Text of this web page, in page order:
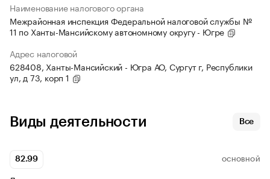
Наименование налогового органа
Межрайонная инспекция Федеральной налоговой службы №
11 по Ханты-Мансийскому автономному округу - Югре
Адрес налоговой
628408, Ханты-Мансийский - Югра АО, Сургут г, Республики
ул, д 73, корп 1
Виды деятельности Все
82.99 ОСНОВНОЙ